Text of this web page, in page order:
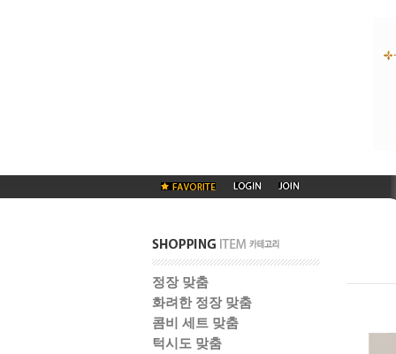
정장 맞춤
화려한 정장 맞춤
콤비 세트 맞춤
턱시도 맞춤